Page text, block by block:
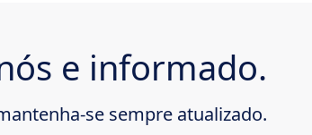
e informado.
se sempre atualizado.